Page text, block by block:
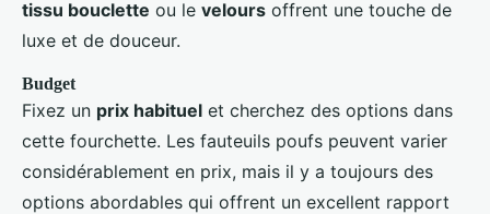
tissu bouclette ou le velours offrent une touche de
luxe et de douceur.
Budget
Fixez un prix habituel et cherchez des options dans
cette fourchette. Les fauteuils poufs peuvent varier
considérablement en prix, mais il y a toujours des
options abordables qui offrent un excellent rapport